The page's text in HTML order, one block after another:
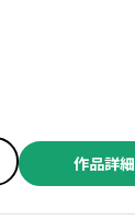
作品詳細